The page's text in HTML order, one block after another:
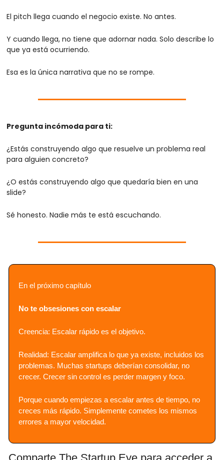
El pitch llega cuando el negocio existe. No antes.
Y cuando llega, no tiene que adornar nada. Solo describe lo
que ya está ocurriendo.
Esa es la única narrativa que no se rompe.
Pregunta incómoda para ti:
¿Estás construyendo algo que resuelve un problema real
para alguien concreto?
¿O estás construyendo algo que quedaría bien en una
slide?
Sé honesto. Nadie más te está escuchando.
En el próximo capítulo
No te obsesiones con escalar
Creencia: Escalar rápido es el objetivo.
Realidad: Escalar amplifica lo que ya existe, incluidos los
problemas. Muchas startups deberían consolidar, no
crecer. Crecer sin control es perder margen y foco.
Porque cuando empiezas a escalar antes de tiempo, no
creces más rápido. Simplemente cometes los mismos
errores a mayor velocidad.